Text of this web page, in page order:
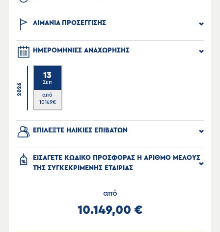
ΛΙΜΑΝΙΑ ΠΡΟΣΕΓΓΙΣΗΣ
ΗΜΕΡΟΜΗΝΙΕΣ ΑΝΑΧΩΡΗΣΗΣ
2026
13
Σεπ
από
10149€
ΕΠΙΛΕΞΤΕ ΗΛΙΚΙΕΣ ΕΠΙΒΑΤΩΝ
ΕΙΣΑΓΕΤΕ ΚΩΔΙΚΟ ΠΡΟΣΦΟΡΑΣ Η ΑΡΙΘΜΟ ΜΕΛΟΥΣ
ΤΗΣ ΣΥΓΚΕΚΡΙΜΕΝΗΣ ΕΤΑΙΡΙΑΣ
από
10.149,00 €